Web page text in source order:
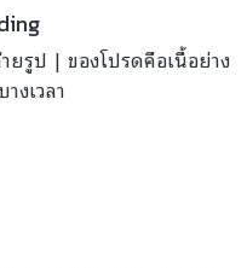
รูป | ของโปรดคือเนื้อย่าง
งเวลา